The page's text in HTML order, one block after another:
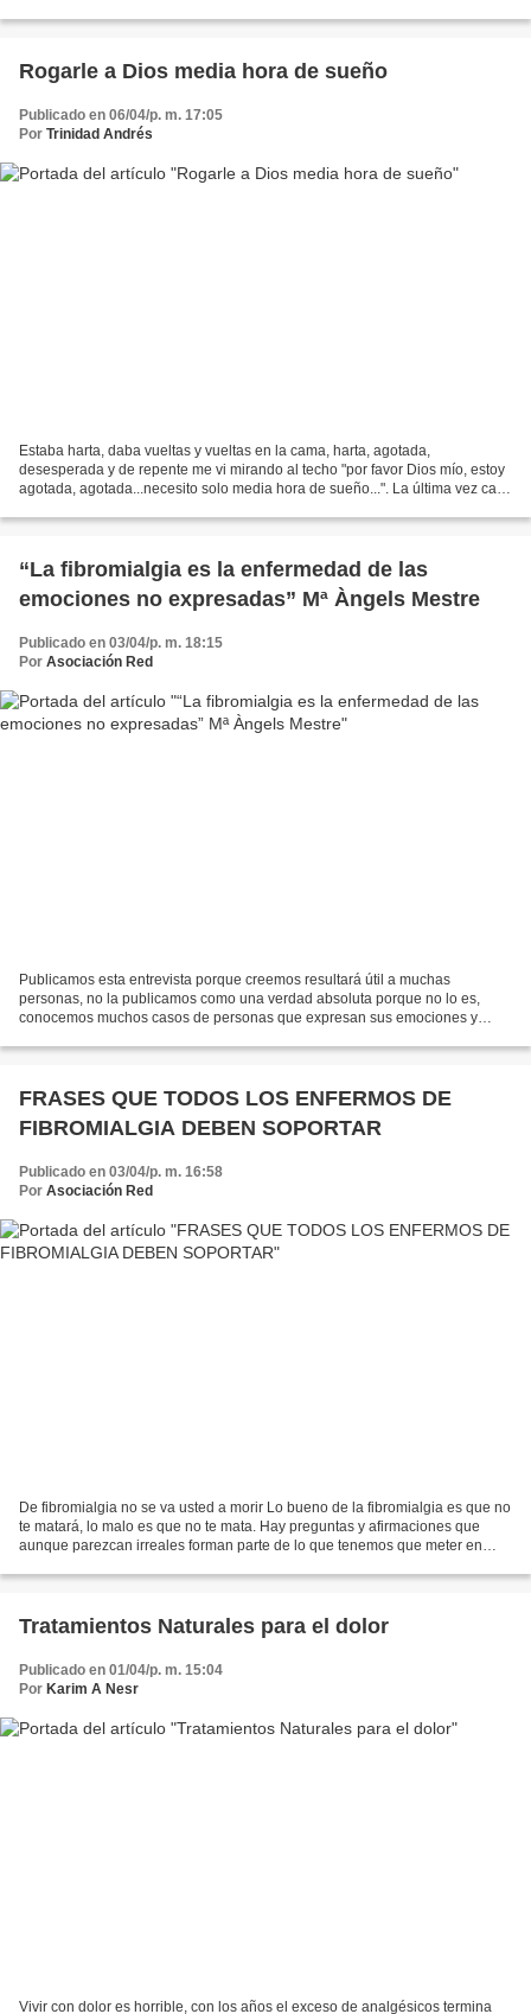
Rogarle a Dios media hora de sueño
Publicado en 06/04/p. m. 17:05
Por Trinidad Andrés
Estaba harta, daba vueltas y vueltas en la cama, harta, agotada,
desesperada y de repente me vi mirando al techo "por favor Dios mío, estoy
agotada, agotada...necesito solo media hora de sueño...". La última vez casi
“La fibromialgia es la enfermedad de las
emociones no expresadas” Mª Àngels Mestre
Publicado en 03/04/p. m. 18:15
Por Asociación Red
Publicamos esta entrevista porque creemos resultará útil a muchas
personas, no la publicamos como una verdad absoluta porque no lo es,
conocemos muchos casos de personas que expresan sus emociones y
FRASES QUE TODOS LOS ENFERMOS DE
FIBROMIALGIA DEBEN SOPORTAR
Publicado en 03/04/p. m. 16:58
Por Asociación Red
De fibromialgia no se va usted a morir Lo bueno de la fibromialgia es que no
te matará, lo malo es que no te mata. Hay preguntas y afirmaciones que
aunque parezcan irreales forman parte de lo que tenemos que meter en
Tratamientos Naturales para el dolor
Publicado en 01/04/p. m. 15:04
Por Karim A Nesr
Vivir con dolor es horrible, con los años el exceso de analgésicos termina